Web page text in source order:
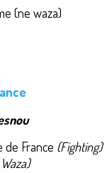
(ne waza)
de France (Fighting)